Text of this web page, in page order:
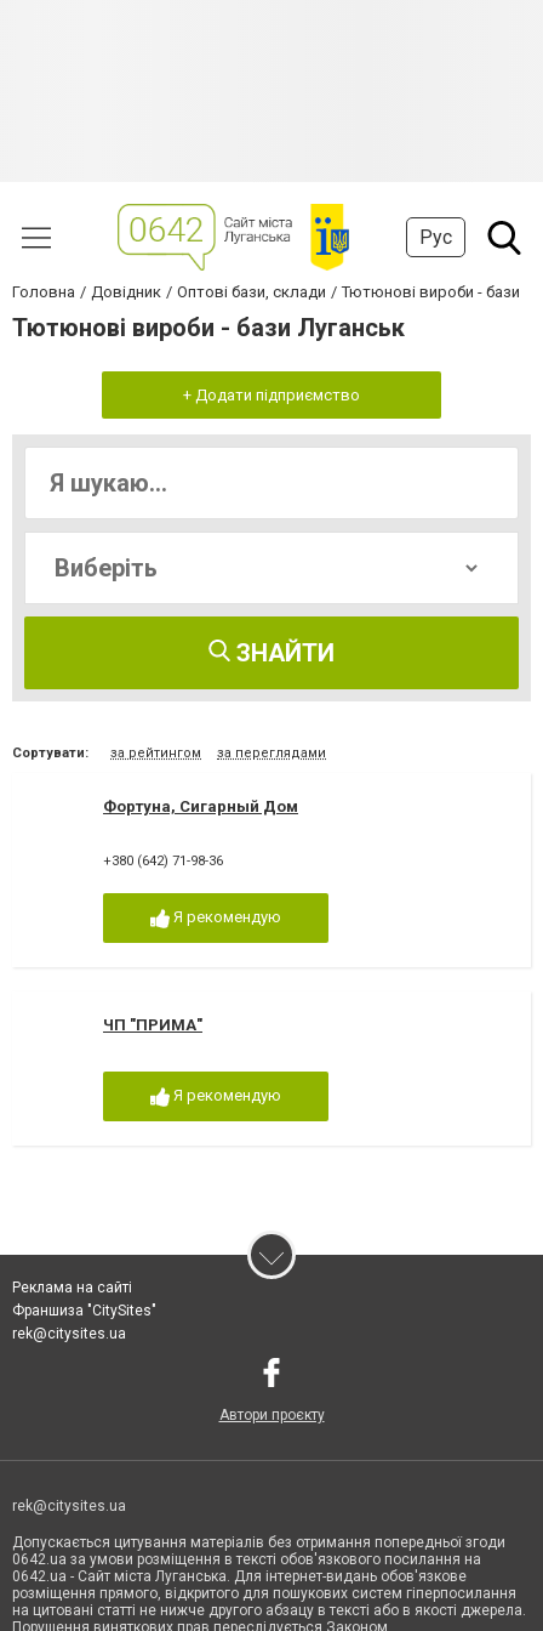
Рус
Головна Довідник Оптові бази, склади Тютюнові вироби - бази
Тютюнові вироби - бази Луганськ
+ Додати підприємство
ЗНАЙТИ
Сортувати: за рейтингом за переглядами
Фортуна, Сигарный Дом
+380 (642) 71-98-36
Я рекомендую
ЧП "ПРИМА"
Я рекомендую
Реклама на сайті
Франшиза "CitySites"
rek@citysites.ua
Автори проєкту
rek@citysites.ua
Допускається цитування матеріалів без отримання попередньої згоди
0642.ua за умови розміщення в тексті обов'язкового посилання на
0642.ua - Сайт міста Луганська. Для інтернет-видань обов'язкове
розміщення прямого, відкритого для пошукових систем гіперпосилання
на цитовані статті не нижче другого абзацу в тексті або в якості джерела.
Порушення виняткових прав переслідується Законом.